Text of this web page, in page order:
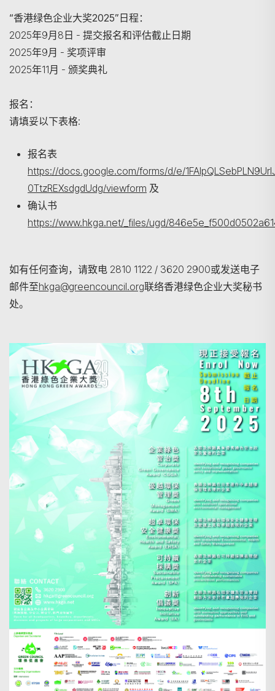
“香港绿色企业大奖2025”日程：
2025年9月8日 - 提交报名和评估截止日期
2025年9月 - 奖项评审
2025年11月 - 颁奖典礼
报名：
请填妥以下表格:
报名表
https://docs.google.com/forms/d/e/
0TtzREXsdgdUdg/viewform 及
确认书
https://www.hkga.net/_files/ugd/
如有任何查询，请致电 2810 1122 / 3620 2900或发送电子
邮件至hkga@greencouncil.org联络香港绿色企业大奖秘书
处。